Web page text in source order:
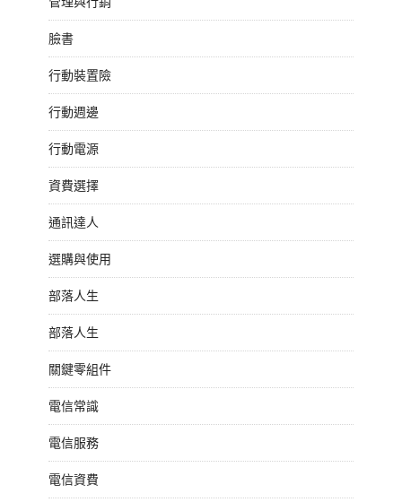
臉書
行動裝置險
行動週邊
行動電源
資費選擇
通訊達人
選購與使用
部落人生
部落人生
關鍵零組件
電信常識
電信服務
電信資費